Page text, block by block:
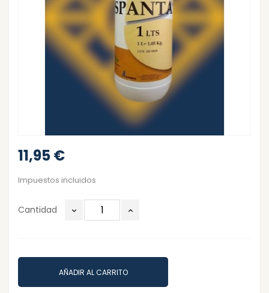
11,95 €
Impuestos incluidos
Cantidad
AÑADIR AL CARRITO